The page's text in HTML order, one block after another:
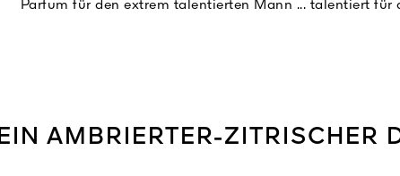
Parfum für den extrem talentierten Mann ... talentiert für
EIN AMBRIERTER-ZITRISCHER